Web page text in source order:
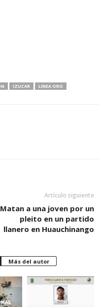
IZUCAR
LINEA ORO
Artículo siguiente
Matan a una joven por un
pleito en un partido
llanero en Huauchinango
Más del autor